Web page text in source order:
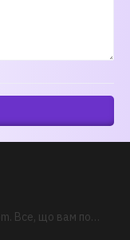
Детальний огляд Freelancer.com. Все, що вам потрібно знати